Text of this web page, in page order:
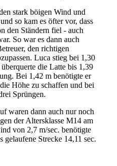
stark böigen Wind und
so kam es öfter vor, dass
den Ständern fiel - auch
So war es dann auch
den richtigen
Luca stieg bei 1,30
die Latte bis 1,39
Bei 1,42 m benötigte er
Höhe zu schaffen und bei
Sprüngen.
waren dann auch nur noch
der Altersklasse M14 am
von 2,7 m/sec. benötigte
gelaufene Strecke 14,11 sec.